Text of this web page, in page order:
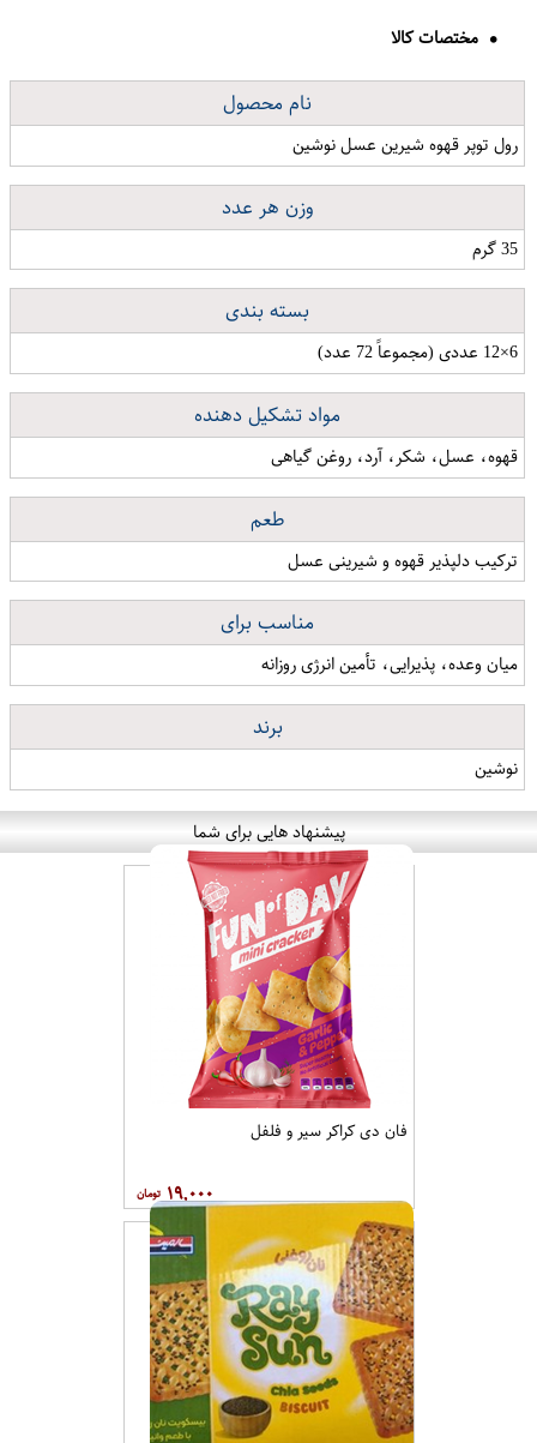
مختصات کالا
نام محصول
رول توپر قهوه شیرین عسل نوشین
وزن هر عدد
35 گرم
بسته بندی
6×12 عددی (مجموعاً 72 عدد)
مواد تشکیل دهنده
قهوه، عسل، شکر، آرد، روغن گیاهی
طعم
ترکیب دلپذیر قهوه و شیرینی عسل
مناسب برای
میان وعده، پذیرایی، تأمین انرژی روزانه
برند
نوشین
پیشنهاد هایی برای شما
فان دی کراکر سیر و فلفل
۱۹,۰۰۰